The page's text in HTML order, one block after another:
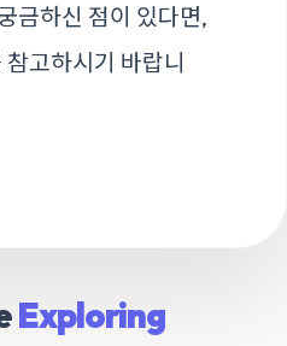
금하신 점이 있다면,
참고하시기 바랍니
Exploring